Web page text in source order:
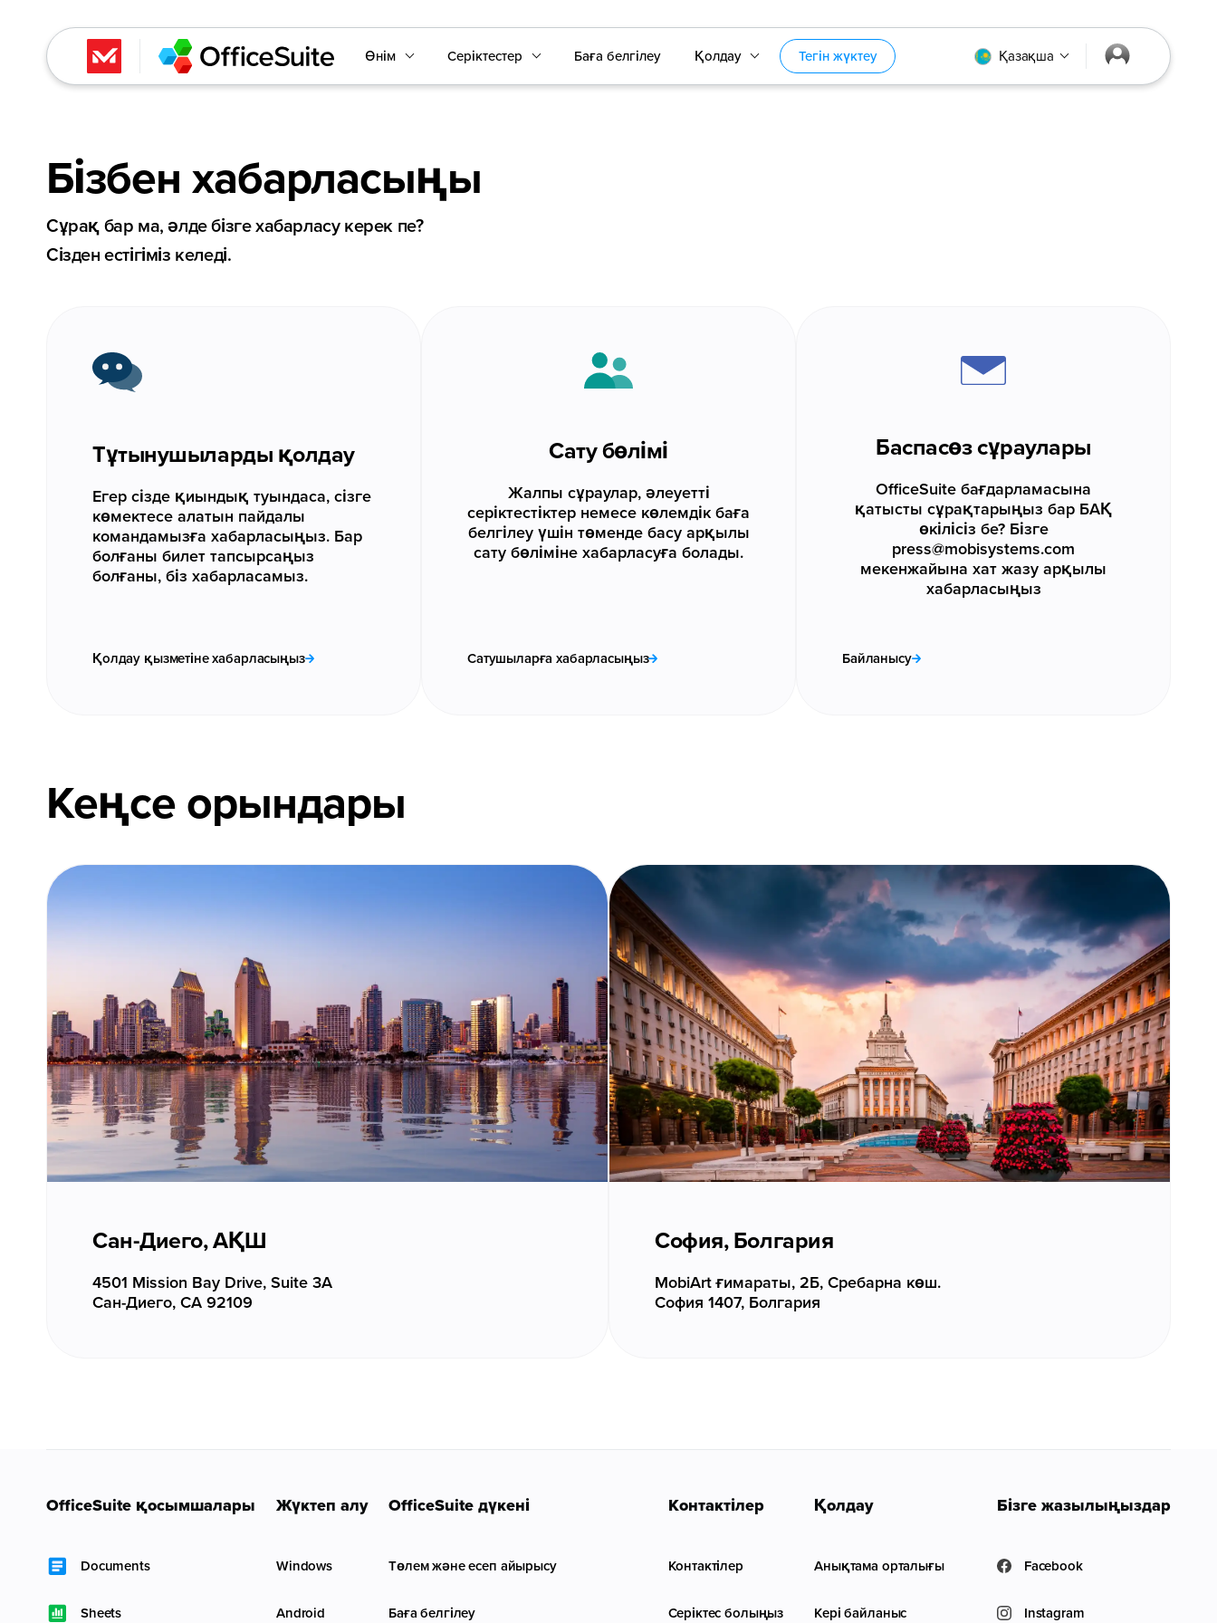
Өнім Серіктестер Баға белгілеу Қолдау Тегін жүктеу Қазақша
Бізбен хабарласыңы
Сұрақ бар ма, әлде бізге хабарласу керек пе?
Сізден естігіміз келеді.
Тұтынушыларды қолдау
Егер сізде қиындық туындаса, сізге
көмектесе алатын пайдалы
командамызға хабарласыңыз. Бар
болғаны билет тапсырсаңыз
болғаны, біз хабарласамыз.
Қолдау қызметіне хабарласыңыз
Сату бөлімі
Жалпы сұраулар, әлеуетті
серіктестіктер немесе көлемдік баға
белгілеу үшін төменде басу арқылы
сату бөліміне хабарласуға болады.
Сатушыларға хабарласыңыз
Баспасөз сұраулары
OfficeSuite бағдарламасына
қатысты сұрақтарыңыз бар БАҚ
өкілісіз бе? Бізге
press@mobisystems.com
мекенжайына хат жазу арқылы
хабарласыңыз
Байланысу
Кеңсе орындары
Сан-Диего, АҚШ
4501 Mission Bay Drive, Suite 3A
Сан-Диего, CA 92109
София, Болгария
MobiArt ғимараты, 2Б, Сребарна көш.
София 1407, Болгария
OfficeSuite қосымшалары
Documents
Sheets
Жүктеп алу
Windows
Android
OfficeSuite дүкені
Төлем және есеп айырысу
Баға белгілеу
Контактілер
Контактілер
Серіктес болыңыз
Қолдау
Анықтама орталығы
Кері байланыс
Бізге жазылыңыздар
Facebook
Instagram